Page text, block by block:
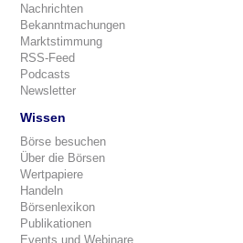
Nachrichten
Bekanntmachungen
Marktstimmung
RSS-Feed
Podcasts
Newsletter
Wissen
Börse besuchen
Über die Börsen
Wertpapiere
Handeln
Börsenlexikon
Publikationen
Events und Webinare